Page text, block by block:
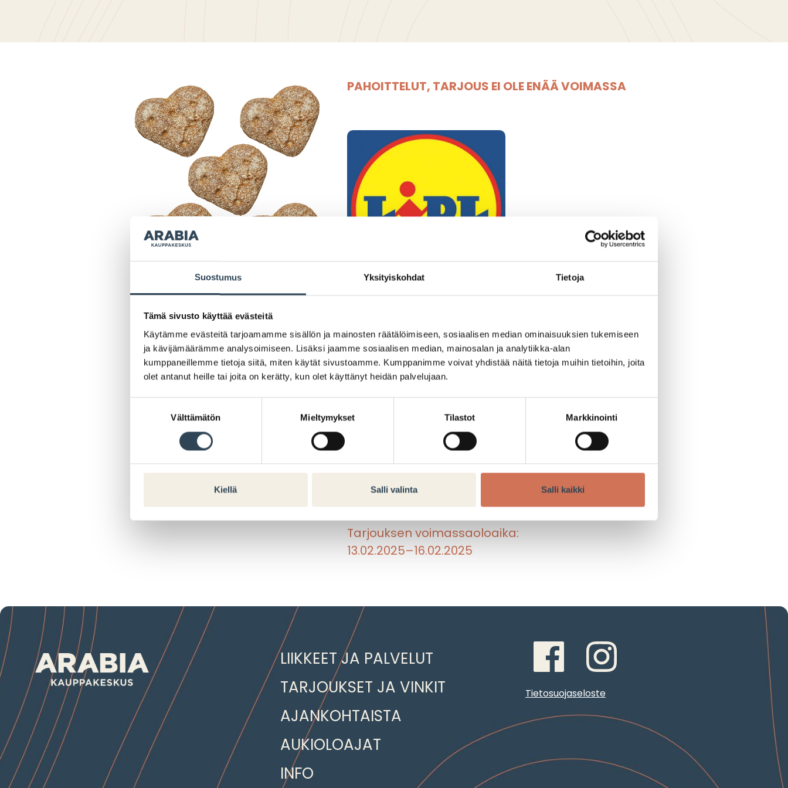
Suostumus Yksityiskohdat Tietoja
Tämä sivusto käyttää evästeitä
Käytämme evästeitä tarjoamamme sisällön ja mainosten räätälöimiseen, sosiaalisen median ominaisuuksien tukemiseen
ja kävijämäärämme analysoimiseen. Lisäksi jaamme sosiaalisen median, mainosalan ja analytiikka-alan
kumppaneillemme tietoja siitä, miten käytät sivustoamme. Kumppanimme voivat yhdistää näitä tietoja muihin tietoihin, joita
olet antanut heille tai joita on kerätty, kun olet käyttänyt heidän palvelujaan.
Välttämätön Mieltymykset Tilastot Markkinointi
Kiellä Salli valinta Salli kaikki
PAHOITTELUT, TARJOUS EI OLE ENÄÄ VOIMASSA
Kaurasydän 100%
Kaurasydän 100%
4kpl 1€
-35%
norm. hinta 0,39€
4kpl 1€
Tarjouksen voimassaoloaika:
13.02.2025–16.02.2025
LIIKKEET JA PALVELUT
TARJOUKSET JA VINKIT
AJANKOHTAISTA
AUKIOLOAJAT
INFO
Tietosuojaseloste